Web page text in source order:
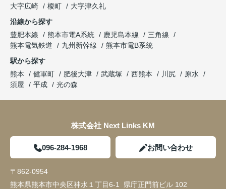
大字広崎
榎町
大字津久礼
沿線から探す
豊肥本線
熊本市電A系統 鹿児島本線
三角線
熊本電気鉄道
九州新幹線
熊本市電B系統
駅から探す
熊本
健軍町 肥後大津 武蔵塚 西熊本 川尻
原水
須屋
平成 光の森
株式会社 Next Links KM
096-284-1968 お問い合わせ
〒862-0954
熊本県熊本市中央区神水１丁目6-1 県庁正門前ビル 102